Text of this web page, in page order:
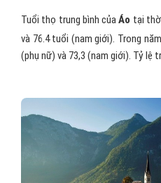
Tuổi thọ trung bình củaÁo tại
và 76.4 tuổi (nam giới). Trong
(phụ nữ) và 73,3 (nam giới). Tỷ lệ